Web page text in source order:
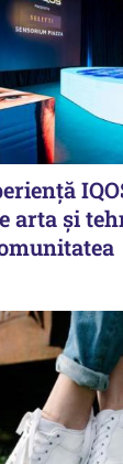
arta și